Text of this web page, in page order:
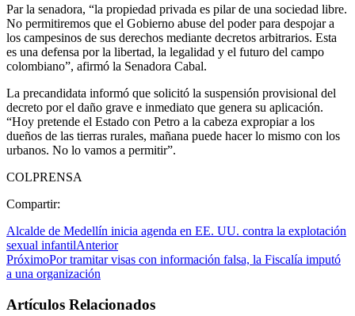
Par la senadora, “la propiedad privada es pilar de una sociedad libre.
No permitiremos que el Gobierno abuse del poder para despojar a
los campesinos de sus derechos mediante decretos arbitrarios. Esta
es una defensa por la libertad, la legalidad y el futuro del campo
colombiano”, afirmó la Senadora Cabal.
La precandidata informó que solicitó la suspensión provisional del
decreto por el daño grave e inmediato que genera su aplicación.
“Hoy pretende el Estado con Petro a la cabeza expropiar a los
dueños de las tierras rurales, mañana puede hacer lo mismo con los
urbanos. No lo vamos a permitir”.
COLPRENSA
Compartir:
Alcalde de Medellín inicia agenda en EE. UU. contra la explotación
sexual infantilAnterior
PróximoPor tramitar visas con información falsa, la Fiscalía imputó
a una organización
Artículos Relacionados